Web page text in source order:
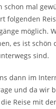
schon mal
folgenden
möglich.
es ist
sind.
dann im
und da wir
Reise mit